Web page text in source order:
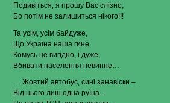
Подивіться, я прошу Вас слізно,
Бо потім не залишиться нікого!!!
Та усім, усім байдуже,
Що Україна наша гине.
Комусь це вигідно, і дуже,
Вбивати населення невинне…
… Жовтий автобус, сині занавіски –
Від нього лиш одна руїна…